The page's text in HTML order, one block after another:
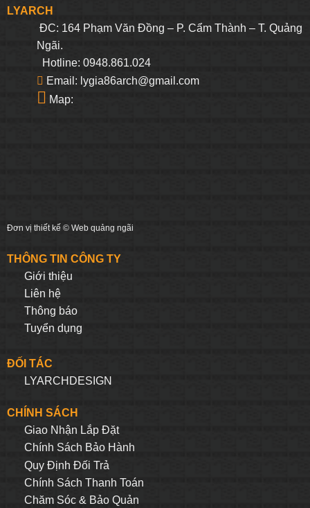
LYARCH
ĐC: 164 Phạm Văn Đồng – P. Cẩm Thành – T. Quảng
Ngãi.
Hotline: 0948.861.024
Email: lygia86arch@gmail.com
Map:
Đơn vị thiết kế © Web quảng ngãi
THÔNG TIN CÔNG TY
Giới thiệu
Liên hệ
Thông báo
Tuyển dụng
ĐỐI TÁC
LYARCHDESIGN
CHÍNH SÁCH
Giao Nhận Lắp Đặt
Chính Sách Bảo Hành
Quy Định Đối Trả
Chính Sách Thanh Toán
Chăm Sóc & Bảo Quản